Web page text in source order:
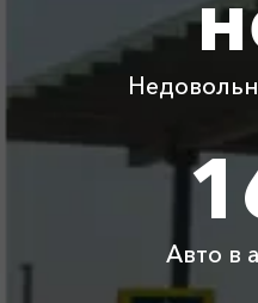
2345 ₽
Коса Беляус ⇆
1000 ₽
995 ₽
Коса Беляус ⇆
Красногвардейское
Авто в